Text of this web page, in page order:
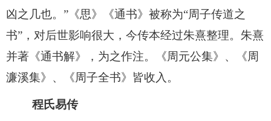
凶之几也。”《思》《通书》被称为“周子传道之
书”，对后世影响很大，今传本经过朱熹整理。朱熹
并著《通书解》，为之作注。《周元公集》、《周
濂溪集》、《周子全书》皆收入。
程氏易传